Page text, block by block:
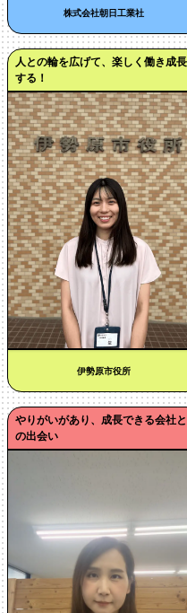
株式会社朝日工業社
人との輪を広げて、楽しく働き成長
する！
伊勢原市役所
やりがいがあり、成長できる会社と
の出会い